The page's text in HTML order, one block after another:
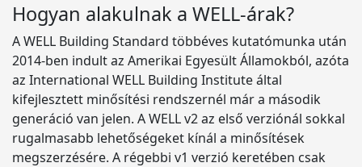
Hogyan alakulnak a WELL-árak?
A WELL Building Standard többéves kutatómunka után
2014-ben indult az Amerikai Egyesült Államokból, azóta
az International WELL Building Institute által
kifejlesztett minősítési rendszernél már a második
generáció van jelen. A WELL v2 az első verziónál sokkal
rugalmasabb lehetőségeket kínál a minősítések
megszerzésére. A régebbi v1 verzió keretében csak